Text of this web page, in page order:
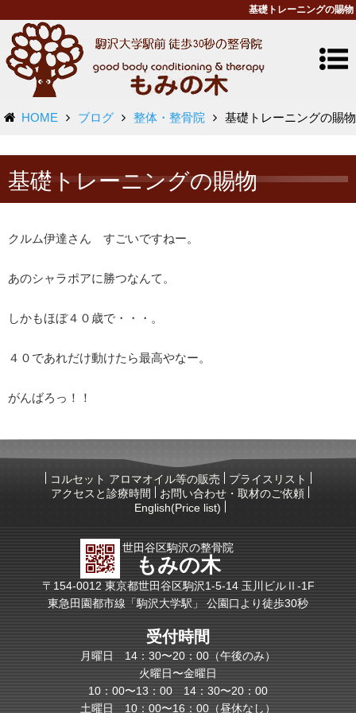
基礎トレーニングの賜物
HOME ブログ 整体・整骨院 基礎トレーニングの賜物
基礎トレーニングの賜物
クルム伊達さん すごいですねー。
あのシャラポアに勝つなんて。
しかもほぼ４０歳で・・・。
４０であれだけ動けたら最高やなー。
がんばろっ！！
コルセット アロマオイル等の販売
プライスリスト
アクセスと診療時間
お問い合わせ・取材のご依頼
English(Price list)
世田谷区駒沢の整骨院
もみの木
〒154-0012 東京都世田谷区駒沢1-5-14 玉川ビルⅡ-1F
東急田園都市線「駒沢大学駅」 公園口より徒歩30秒
受付時間
月曜日 14：30〜20：00（午後のみ）
火曜日〜金曜日
10：00〜13：00 14：30〜20：00
土曜日 10：00〜16：00（昼休なし）